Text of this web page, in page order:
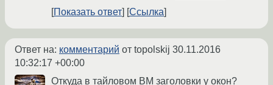
Показать ответ Ссылка
Ответ на: комментарий от topolskij 30.11.2016
10:32:17 +00:00
Откуда в тайловом ВМ заголовки у окон?